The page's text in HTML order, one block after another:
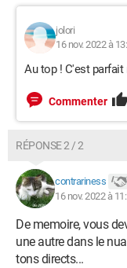
jolori
16 nov. 2022 à
Au top ! C'est parfait
Commenter
RÉPONSE 2 / 2
contrariness
16 nov. 2022 à
De memoire, vous
une autre dans le
tons directs...